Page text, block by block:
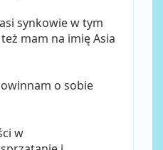
synkowie w tym
mam na imię Asia
o sobie
w